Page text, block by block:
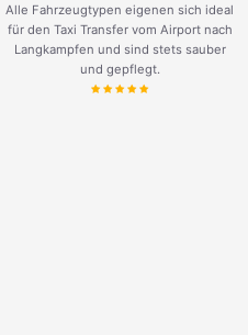
Alle Fahrzeugtypen eigenen sich ideal
für den Taxi Transfer vom Airport nach
Langkampfen und sind stets sauber
und gepflegt.